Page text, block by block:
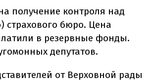
получение контроля над
страхового бюро. Цена
в резервные фонды.
депутатов.
от Верховной рады